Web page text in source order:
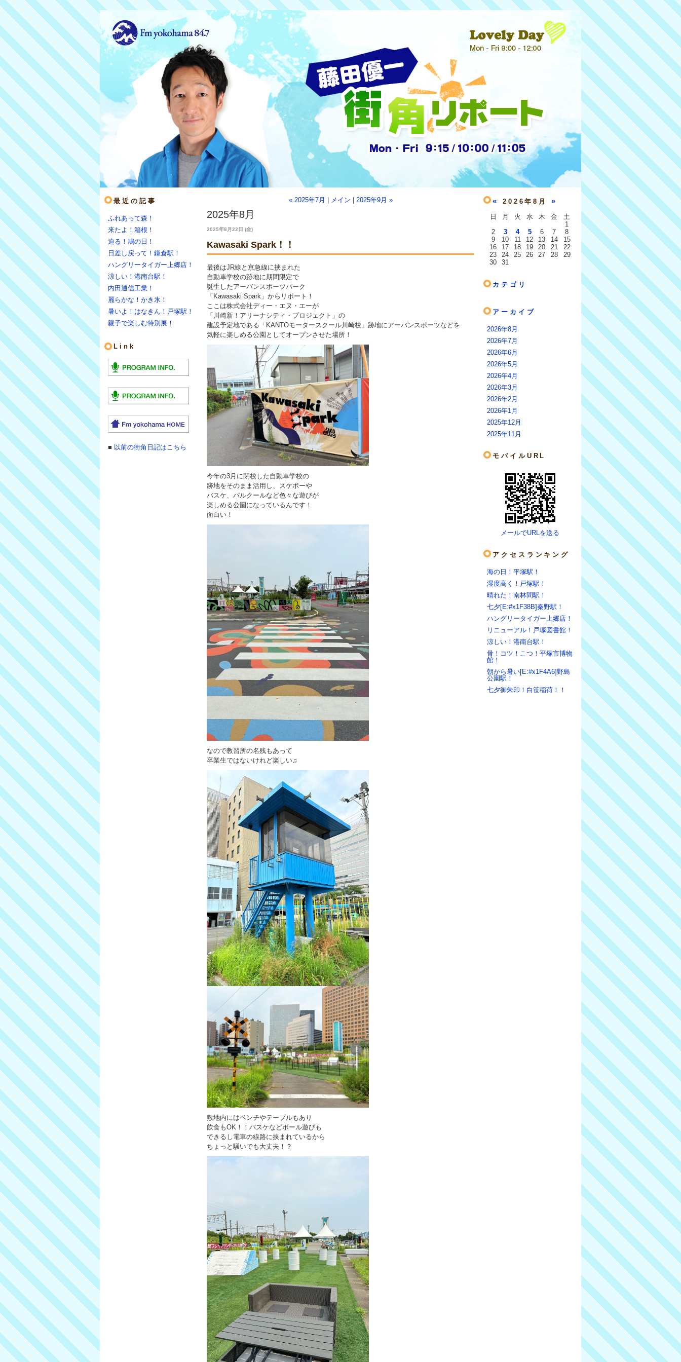
最近の記事
ふれあって森！
来たよ！箱根！
迫る！鳩の日！
日差し戻って！鎌倉駅！
ハングリータイガー上郷店！
涼しい！港南台駅！
内田通信工業！
麗らかな！かき氷！
暑いよ！はなきん！戸塚駅！
親子で楽しむ特別展！
Link
■ 以前の街角日記はこちら
« 2025年7月 メイン 2025年9月 »
2025年8月
2025年8月22日 (金)
Kawasaki Spark！！
最後はJR線と京急線に挟まれた
自動車学校の跡地に期間限定で
誕生したアーバンスポーツパーク
「Kawasaki Spark」からリポート！
ここは株式会社ディー・エヌ・エーが
「川崎新！アリーナシティ・プロジェクト」の
建設予定地である「KANTOモータースクール川崎校」跡地にアーバンスポーツなどを
気軽に楽しめる公園としてオープンさせた場所！
今年の3月に閉校した自動車学校の
跡地をそのまま活用し、スケボーや
バスケ、パルクールなど色々な遊びが
楽しめる公園になっているんです！
面白い！
なので教習所の名残もあって
卒業生ではないけれど楽しい♫
敷地内にはベンチやテーブルもあり
飲食もOK！！バスケなどボール遊びも
できるし電車の線路に挟まれているから
ちょっと騒いでも大丈夫！？
« 2026年8月 »
日 月 火 水 木 金
土
1
2
3 4 5 6 7
8
9
10 11 12 13 14
15
16
17 18 19 20 21
22
23
24 25 26 27 28
29
30
31
カテゴリ
アーカイブ
2026年8月
2026年7月
2026年6月
2026年5月
2026年4月
2026年3月
2026年2月
2026年1月
2025年12月
2025年11月
モバイルURL
メールでURLを送る
アクセスランキング
海の日！平塚駅！
湿度高く！戸塚駅！
晴れた！南林間駅！
七夕[E:#x1F38B]秦野駅！
ハングリータイガー上郷店！
リニューアル！戸塚図書館！
涼しい！港南台駅！
骨！コツ！こつ！平塚市博物
館！
朝から暑い[E:#x1F4A6]野島
公園駅！
七夕御朱印！白笹稲荷！！